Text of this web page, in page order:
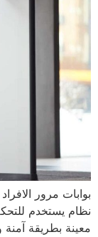
بوابات مرور
نظام يستخدم
معينة بطريقة